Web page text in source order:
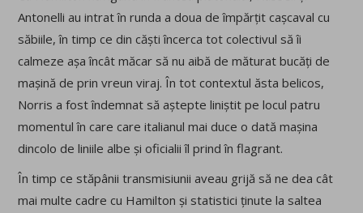
Antonelli au intrat în runda a doua de împărțit cașcaval cu
săbiile, în timp ce din căști încerca tot colectivul să îi
calmeze așa încât măcar să nu aibă de măturat bucăți de
mașină de prin vreun viraj. În tot contextul ăsta belicos,
Norris a fost îndemnat să aștepte liniștit pe locul patru
momentul în care care italianul mai duce o dată mașina
dincolo de liniile albe și oficialii îl prind în flagrant.
În timp ce stăpânii transmisiunii aveau grijă să ne dea cât
mai multe cadre cu Hamilton și statistici ținute la saltea